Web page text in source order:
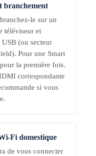
branchement
le sur un
téléviseur et
(ou secteur
Pour une Smart
la première fois.
correspondante
si vous
Fi domestique
de vous connecter